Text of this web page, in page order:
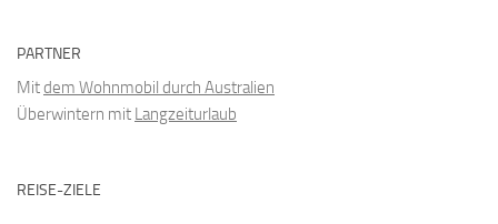
PARTNER
Mitdem Wohnmobil durch Australien
Überwintern mit Langzeiturlaub
REISE-ZIELE